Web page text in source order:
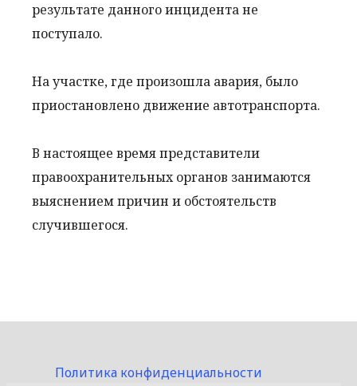
результате данного инцидента не
поступало.
На участке, где произошла авария, было
приостановлено движение автотранспорта.
В настоящее время представители
правоохранительных органов занимаются
выяснением причин и обстоятельств
случившегося.
Политика конфиденциальности